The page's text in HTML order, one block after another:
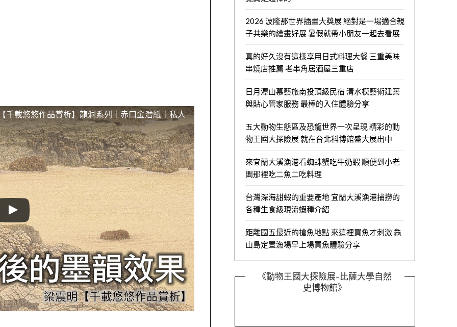
千載悠悠作品賞析】龍洞系列｜赤口金潛紙｜私人
2026 波隆那世界插畫大獎展 絕對是一場適合親
子共樂的繪畫好展 暑假就帶小朋友一起去看展
真的好久沒有這樣享用日式料理大餐 三重美味
串燒店推薦 老串角居酒屋三重店
日月潭山慕藝旅南投頂級民宿 清水模藝術建築
與貼心管家服務 最棒的入住體驗分享
五大動物生態區及恐龍世界一次呈現 精彩的動
物王國大探險展 就在台北科博館盛大展出中
來宜蘭大溪漁港看蜘蛛蟹吃牛奶蝦 順便到小老
闆那裡吃二魚二吃料理
台灣深海甜蝦的重要產地 宜蘭大溪漁港捕撈的
各種生食級現流蝦種介紹
距離國五最近的搶魚地點 來這裡買魚才刺激 龜
山島定置漁場早上場買魚體驗分享
《動物王國大探險展-比薩大學自然
史博物館》